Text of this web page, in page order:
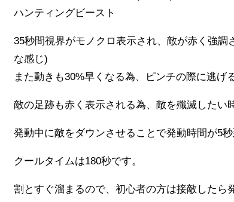
ハンティングビースト
35秒間視界がモノクロ表示され、敵が赤く強
な感じ)
また動きも30%早くなる為、ピンチの際に逃げ
敵の足跡も赤く表示される為、敵を殲滅したい
発動中に敵をダウンさせることで発動時間が5秒
クールタイムは180秒です。
割とすぐ溜まるので、初心者の方は接敵したら